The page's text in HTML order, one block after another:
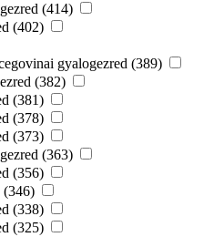
(414)
(402)
gyalogezred (389)
(382)
(381)
(378)
(373)
(363)
(356)
(346)
(338)
(325)